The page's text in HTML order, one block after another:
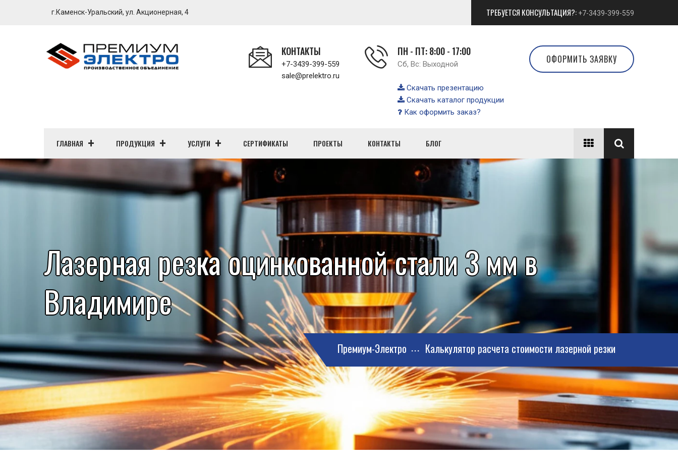
г.Каменск-Уральский, ул. Акционерная, 4 ТРЕБУЕТСЯ КОНСУЛЬТАЦИЯ?: +7-3439-399-559
КОНТАКТЫ
+7-3439-399-559
sale@prelektro.ru
ПН - ПТ: 8:00 - 17:00
Сб, Вс: Выходной
Скачать презентацию
Скачать каталог продукции
Как оформить заказ?
ОФОРМИТЬ ЗАЯВКУ
ГЛАВНАЯ ПРОДУКЦИЯ УСЛУГИ СЕРТИФИКАТЫ ПРОЕКТЫ КОНТАКТЫ БЛОГ
Лазерная резка оцинкованной стали 3 мм в
Владимире
Премиум-Электро Калькулятор расчета стоимости лазерной резки